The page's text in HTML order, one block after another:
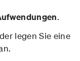
.
legen Sie eine